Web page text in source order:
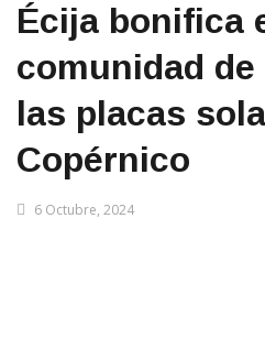
Écija bonifica
comunidad
las placas
Copérnico
6 Octubre, 2024